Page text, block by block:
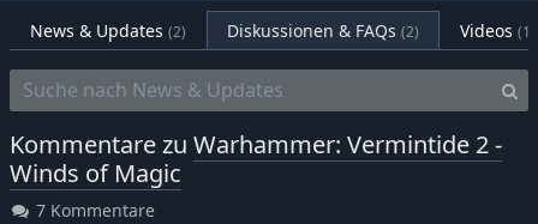
News & Updates (2) Diskussionen & FAQs (2) Videos (1)
Kommentare zu Warhammer: Vermintide 2 -
Winds of Magic
7 Kommentare